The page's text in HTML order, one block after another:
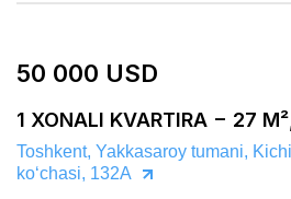
50 000 USD
1 XONALI KVARTIRA − 27
Toshkent, Yakkasaroy tumani,
koʻchasi, 132A